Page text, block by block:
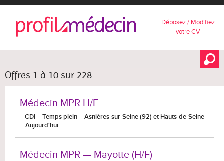
Déposez / Modifiez
votre CV
Offres 1 à 10 sur 228
Médecin MPR H/F
CDI Temps plein
Asnières-sur-Seine (92) et Hauts-de-Seine
Aujourd'hui
Médecin MPR — Mayotte (H/F)